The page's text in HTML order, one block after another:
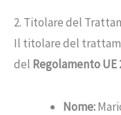
2. Titolare del
Il titolare del
del Regolamento UE
Nome: